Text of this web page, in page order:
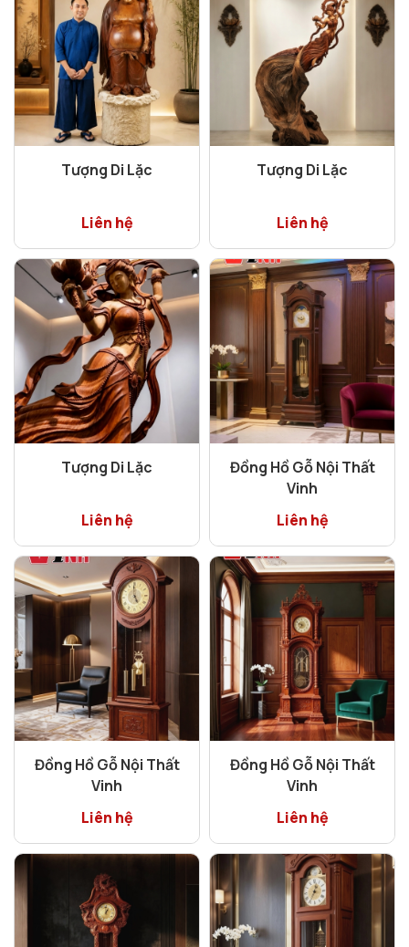
Tượng Di Lặc
Liên hệ
Tượng Di Lặc
Liên hệ
Tượng Di Lặc
Liên hệ
Đồng Hồ Gỗ Nội Thất
Vinh
Liên hệ
Đồng Hồ Gỗ Nội Thất
Vinh
Liên hệ
Đồng Hồ Gỗ Nội Thất
Vinh
Liên hệ